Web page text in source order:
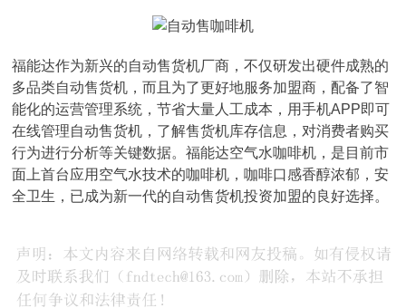
福能达作为新兴的自动售货机厂商，不仅研发出硬件成熟的
多品类自动售货机，而且为了更好地服务加盟商，配备了智
能化的运营管理系统，节省大量人工成本，用手机APP即可
在线管理自动售货机，了解售货机库存信息，对消费者购买
行为进行分析等关键数据。福能达空气水咖啡机，是目前市
面上首台应用空气水技术的咖啡机，咖啡口感香醇浓郁，安
全卫生，已成为新一代的自动售货机投资加盟的良好选择。